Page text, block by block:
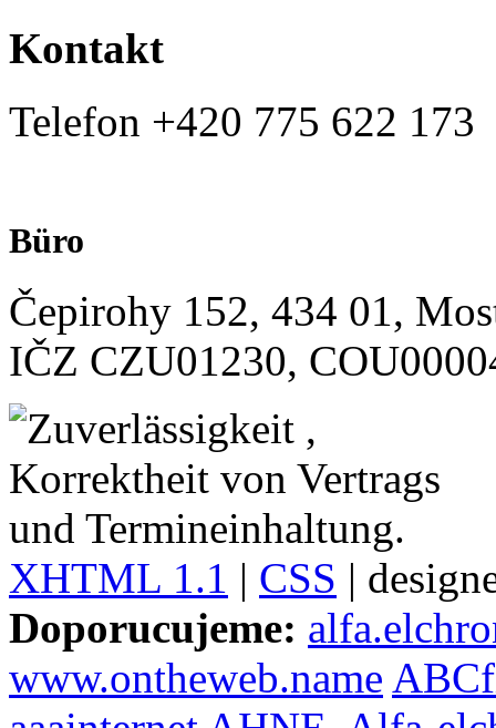
Kontakt
Telefon +420 775 622 173
Büro
Čepirohy 152, 434 01,
IČZ CZU01230,
XHTML 1.1 | CSS |
Doporucujeme:
www.ontheweb.name